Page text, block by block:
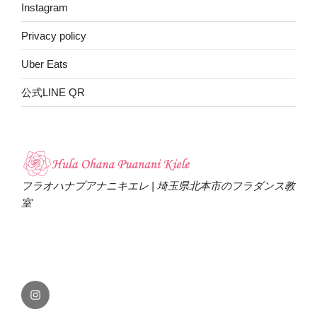
Instagram
Privacy policy
Uber Eats
公式LINE QR
フラオハナプアナニキエレ | 埼玉県北本市のフラダンス教
室
Instagram